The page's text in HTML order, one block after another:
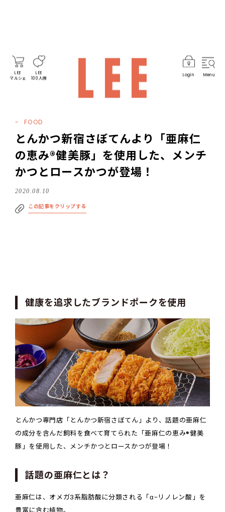
LEE
マルシェ
LEE
100人隊
Login Menu
FOOD
とんかつ新宿さぼてんより「亜麻仁
の恵み®健美豚」を使用した、メンチ
かつとロースかつが登場！
2020.08.10
この記事をクリップする
健康を追求したブランドポークを使用
とんかつ専門店「とんかつ新宿さぼてん」より、話題の亜麻仁
の成分を含んだ飼料を食べて育てられた「亜麻仁の恵み®︎健美
豚」を使用した、メンチかつとロースかつが登場！
話題の亜麻仁とは？
亜麻仁は、オメガ3系脂肪酸に分類される「α-リノレン酸」を